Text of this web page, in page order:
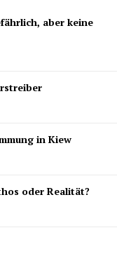
aber keine
in Kiew
oder Realität?